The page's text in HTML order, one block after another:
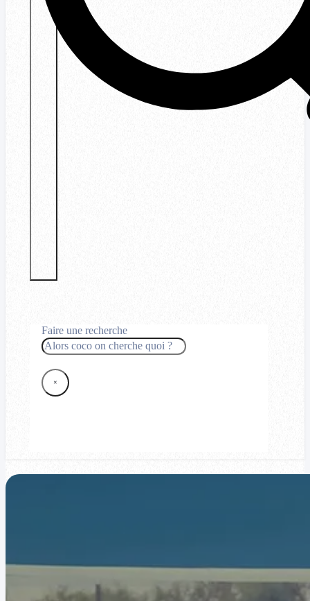
Faire une recherche
Rechercher
×